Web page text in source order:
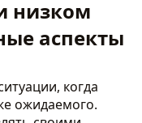
низком
аспекты
когда
ожидаемого.